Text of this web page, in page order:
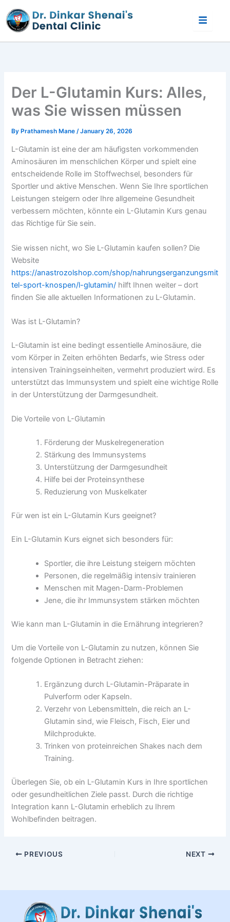
to
content
Der L-Glutamin Kurs: Alles,
was Sie wissen müssen
ByPrathamesh Mane/January 26, 2026
L-Glutamin ist eine der am häufigsten vorkommenden
Aminosäuren im menschlichen Körper und spielt eine
entscheidende Rolle im Stoffwechsel, besonders für
Sportler und aktive Menschen. Wenn Sie Ihre sportlichen
Leistungen steigern oder Ihre allgemeine Gesundheit
verbessern möchten, könnte ein L-Glutamin Kurs genau
das Richtige für Sie sein.
Sie wissen nicht, wo Sie L-Glutamin kaufen sollen? Die
Website
https://anastrozolshop.com/shop/nahrungserganzungsmit
tel-sport-knospen/l-glutamin/ hilft Ihnen weiter – dort
finden Sie alle aktuellen Informationen zu L-Glutamin.
Was ist L-Glutamin?
L-Glutamin ist eine bedingt essentielle Aminosäure, die
vom Körper in Zeiten erhöhten Bedarfs, wie Stress oder
intensiven Trainingseinheiten, vermehrt produziert wird. Es
unterstützt das Immunsystem und spielt eine wichtige Rolle
in der Unterstützung der Darmgesundheit.
Die Vorteile von L-Glutamin
Förderung der Muskelregeneration
Stärkung des Immunsystems
Unterstützung der Darmgesundheit
Hilfe bei der Proteinsynthese
Reduzierung von Muskelkater
Für wen ist ein L-Glutamin Kurs geeignet?
Ein L-Glutamin Kurs eignet sich besonders für:
Sportler, die ihre Leistung steigern möchten
Personen, die regelmäßig intensiv trainieren
Menschen mit Magen-Darm-Problemen
Jene, die ihr Immunsystem stärken möchten
Wie kann man L-Glutamin in die Ernährung integrieren?
Um die Vorteile von L-Glutamin zu nutzen, können Sie
folgende Optionen in Betracht ziehen:
Ergänzung durch L-Glutamin-Präparate in
Pulverform oder Kapseln.
Verzehr von Lebensmitteln, die reich an L-
Glutamin sind, wie Fleisch, Fisch, Eier und
Milchprodukte.
Trinken von proteinreichen Shakes nach dem
Training.
Überlegen Sie, ob ein L-Glutamin Kurs in Ihre sportlichen
oder gesundheitlichen Ziele passt. Durch die richtige
Integration kann L-Glutamin erheblich zu Ihrem
Wohlbefinden beitragen.
PREVIOUS NEXT